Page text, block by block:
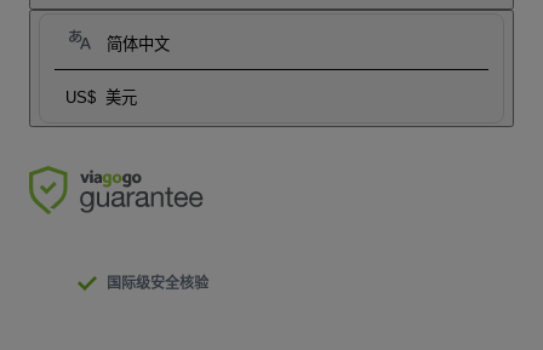
简体中文
US$ 美元
国际级安全核验